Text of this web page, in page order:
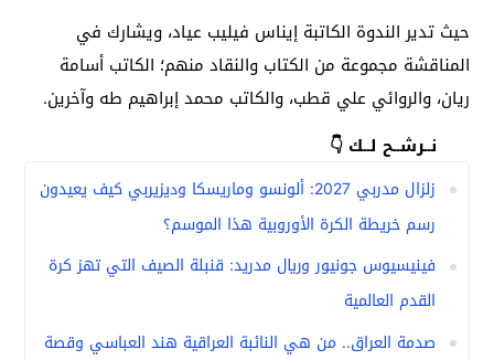
حيث تدير الندوة الكاتبة إيناس فيليب عياد، ويشارك في
المناقشة مجموعة من الكتاب والنقاد منهم؛ الكاتب أسامة
ريان، والروائي علي قطب، والكاتب محمد إبراهيم طه وآخرين.
نــرشــح لــك 👇
زلزال مدربي 2027: ألونسو وماريسكا وديزيربي كيف يعيدون
رسم خريطة الكرة الأوروبية هذا الموسم؟
فينيسيوس جونيور وريال مدريد: قنبلة الصيف التي تهز كرة
القدم العالمية
صدمة العراق.. من هي النائبة العراقية هند العباسي وقصة